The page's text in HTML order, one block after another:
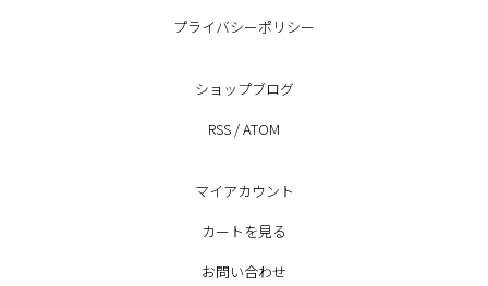
プライバシーポリシー
ショップブログ
RSS /ATOM
マイアカウント
カートを見る
お問い合わせ